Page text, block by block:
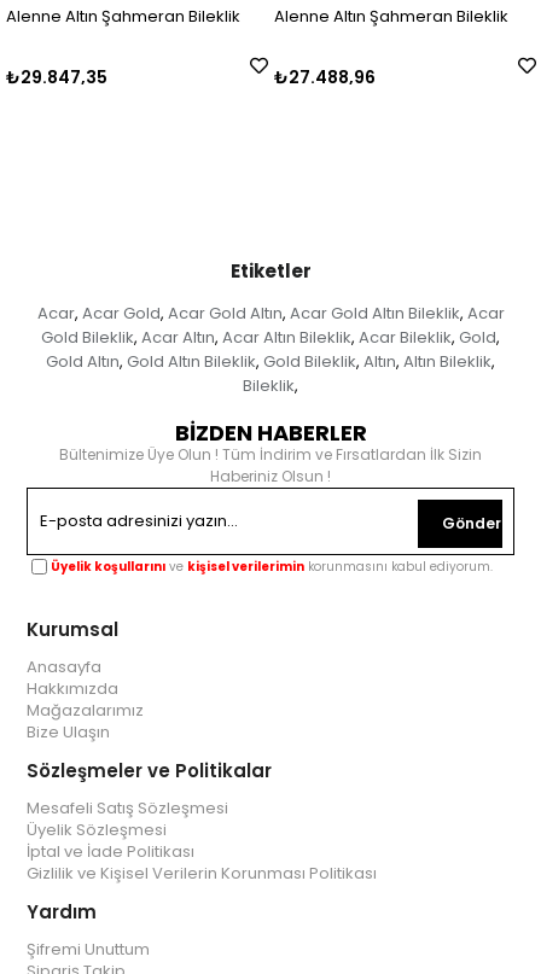
Şahmeran Bileklik Alenne Altın Şahmeran Bileklik
₺27.488,96
Alenne
Etiketler
Acar, Acar Gold, Acar Gold Altın, Acar Gold Altın Bileklik, Acar
Gold Bileklik, Acar Altın, Acar Altın Bileklik, Acar Bileklik, Gold,
Gold Altın, Gold Altın Bileklik, Gold Bileklik, Altın, Altın Bileklik,
Bileklik,
BİZDEN HABERLER
Bültenimize Üye Olun ! Tüm İndirim ve Fırsatlardan İlk Sizin
Haberiniz Olsun !
Gönder
Üyelik koşullarını ve kişisel verilerimin korunmasını kabul ediyorum.
Kurumsal
Anasayfa
Hakkımızda
Mağazalarımız
Bize Ulaşın
Sözleşmeler ve Politikalar
Mesafeli Satış Sözleşmesi
Üyelik Sözleşmesi
İptal ve İade Politikası
Gizlilik ve Kişisel Verilerin Korunması Politikası
Yardım
Şifremi Unuttum